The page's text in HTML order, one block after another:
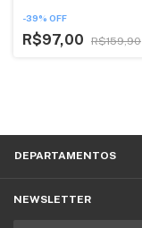
-39% OFF
R$97,00 R$159,90
DEPARTAMENTOS
NEWSLETTER